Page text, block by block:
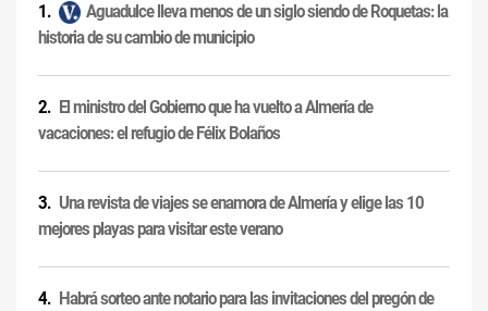
Aguadulce lleva menos de un siglo siendo de Roquetas: la
historia de su cambio de municipio
El ministro del Gobierno que ha vuelto a Almería de
vacaciones: el refugio de Félix Bolaños
Una revista de viajes se enamora de Almería y elige las 10
mejores playas para visitar este verano
Habrá sorteo ante notario para las invitaciones del pregón de